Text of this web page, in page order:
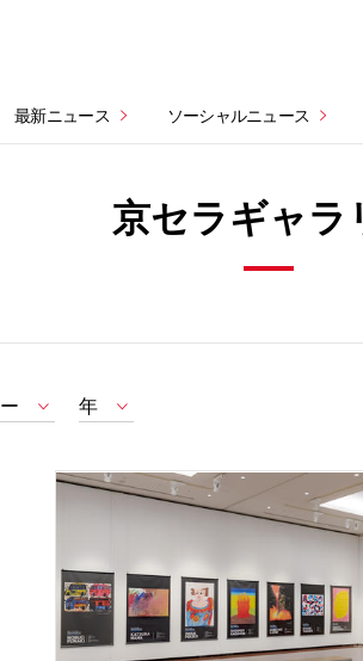
最新ニュース ソーシャルニュース
京セラギャラ
年